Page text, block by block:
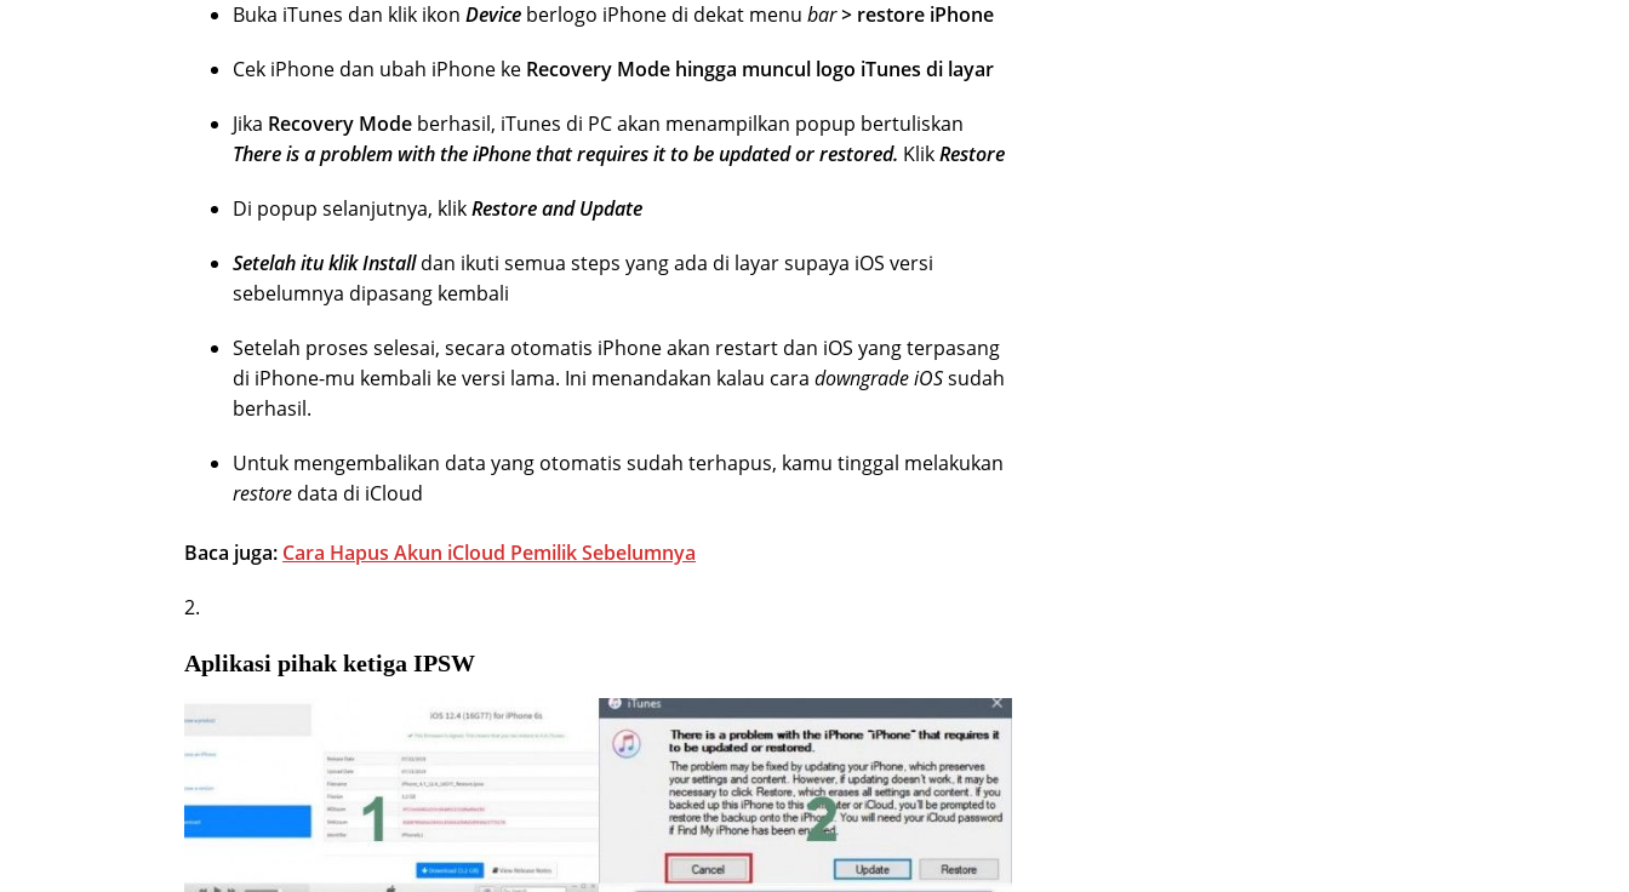
Buka iTunes dan klik ikon Device berlogo iPhone di dekat menu bar> restore iPhone
Cek iPhone dan ubah iPhone ke Recovery Mode hingga muncul logo iTunes di layar
Jika Recovery Mode berhasil, iTunes di PC akan menampilkan popup bertuliskan
There is a problem with the iPhone that requires it to be updated or restored. KlikRestore
Di popup selanjutnya, klikRestore and Update
Setelah itu klik Installdan ikuti semua steps yang ada di layar supaya iOS versi
sebelumnya dipasang kembali
Setelah proses selesai, secara otomatis iPhone akan restart dan iOS yang terpasang
di iPhone-mu kembali ke versi lama. Ini menandakan kalau cara downgrade iOSsudah
berhasil.
Untuk mengembalikan data yang otomatis sudah terhapus, kamu tinggal melakukan
restore data di iCloud
Baca juga: Cara Hapus Akun iCloud Pemilik Sebelumnya
2.
Aplikasi pihak ketiga IPSW